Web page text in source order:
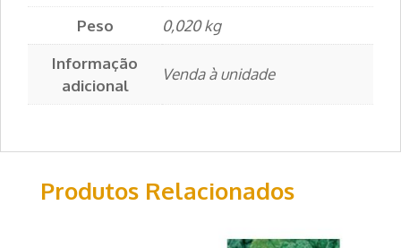
Peso
0,020 kg
Informação
adicional
Venda à unidade
Produtos Relacionados